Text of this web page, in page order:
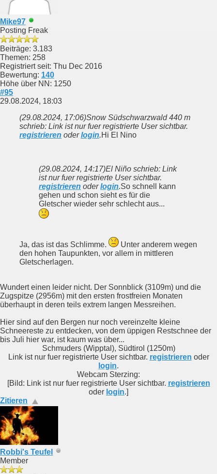
Mike97
Posting Freak
Beiträge: 3.183
Themen: 258
Registriert seit: Thu Dec 2016
Bewertung: 140
Höhe über NN: 1250
#95
29.08.2024, 18:03
(29.08.2024, 17:06)Snow Südschwarzwald 440 m
schrieb: Link ist nur fuer registrierte User sichtbar.
registrieren oderlogin.Hi El Nino
(29.08.2024, 14:17)El Niño schrieb: Link
ist nur fuer registrierte User sichtbar.
registrieren oderlogin.So schnell kann
gehen und schon sieht es für die
Gletscher wieder sehr schlecht aus...
Ja, das ist das Schlimme.
Unter anderem wegen
den hohen Taupunkten, vor allem in mittleren
Gletscherlagen.
Wundert einen leider nicht. Der Sonnblick (3109m) und die
Zugspitze (2956m) mit den ersten frostfreien Monaten
überhaupt in deren teils extrem langen Messreihen.
Hier sind auf den Bergen nur noch vereinzelte kleine
Schneereste zu entdecken, von dem üppigen Restschnee der
bis Juli hier war, ist kaum was über...
Schmuders (Wipptal), Südtirol (1250m)
Link ist nur fuer registrierte User sichtbar. registrieren oder
login.
Webcam Sterzing:
[Bild: Link ist nur fuer registrierte User sichtbar. registrieren
oder login.]
Zitieren
Robbi's Teufel
Member